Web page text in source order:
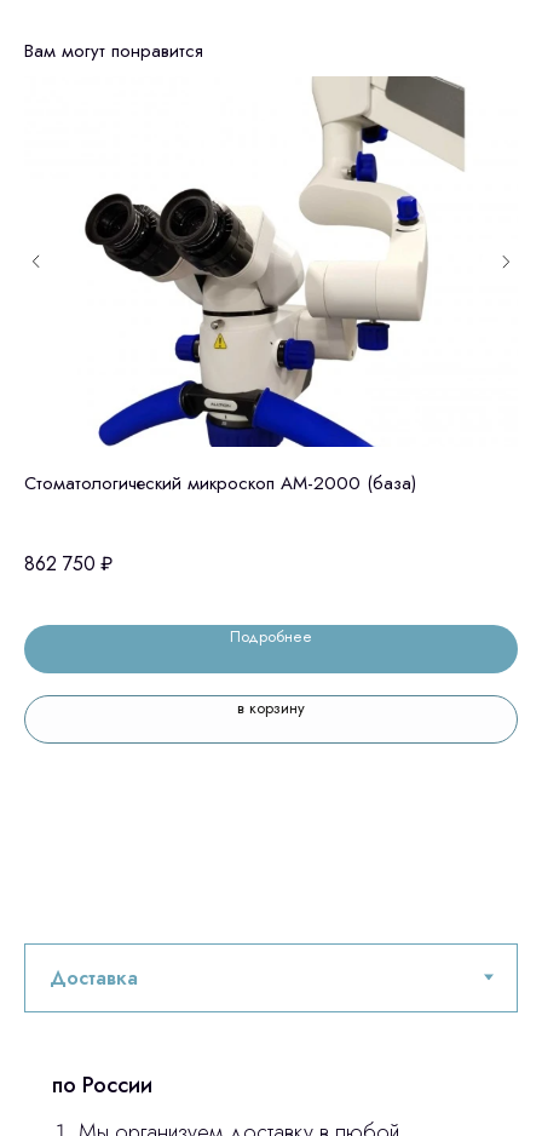
Вам могут понравится
Стоматологический микроскоп АМ-2000 (база)
862 750 ₽
Подробнее
в корзину
по России